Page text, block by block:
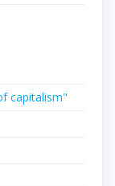
capitalism"